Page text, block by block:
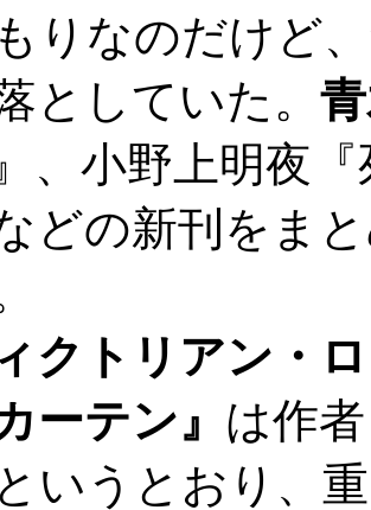
りなのだけど
としていた。
、小野上明夜
どの新刊をま
ィクトリアン・
ーテン』 は作
いうとおり、